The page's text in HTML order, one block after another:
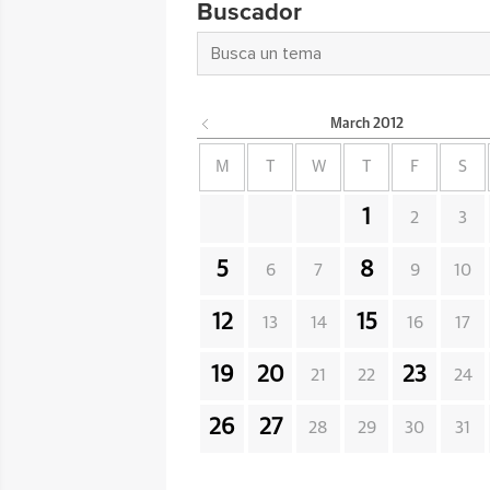
Buscador
March 2012
M W F S
1 2 3
5 6 7 8 9 10
12 13 14 15 16 17
19 20 21 22 23 24
26 27 28 29 30 31